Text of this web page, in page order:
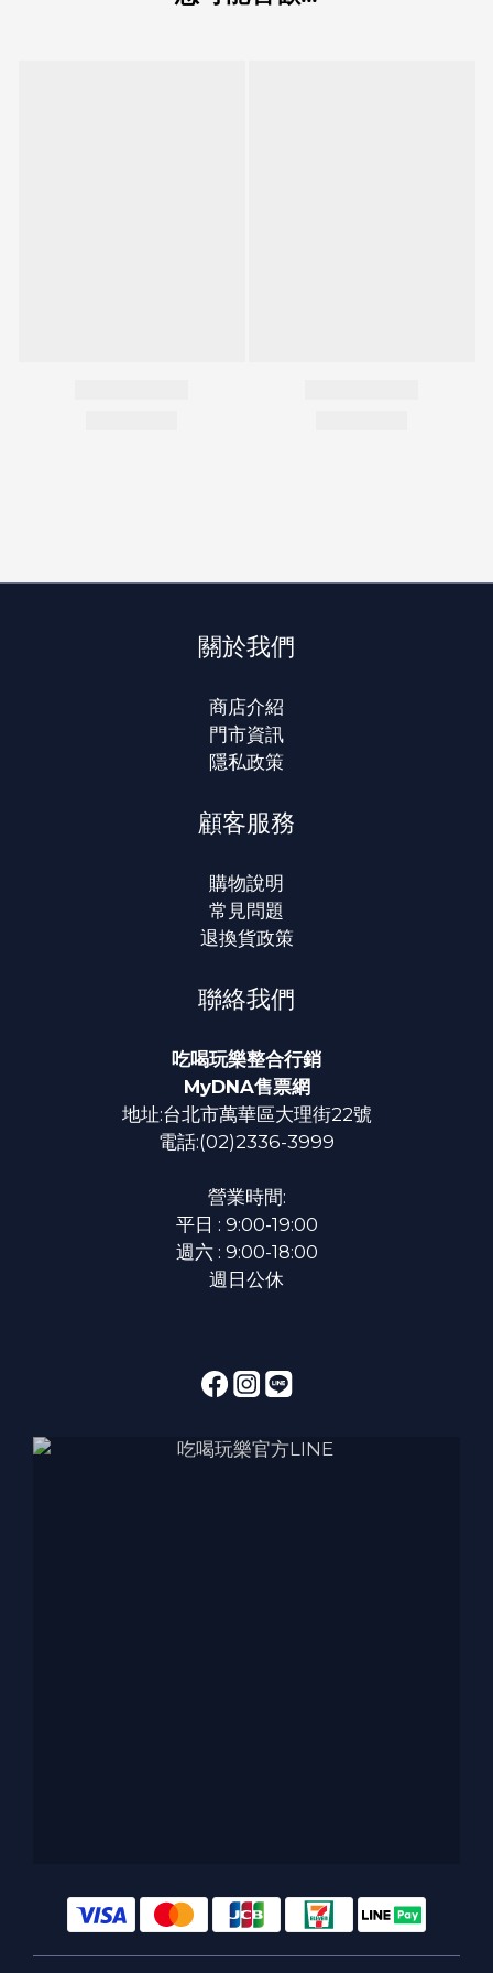
關於我們
商店介紹
門市資訊
隱私政策
顧客服務
購物說明
常見問題
退換貨政策
聯絡我們
吃喝玩樂整合行銷
MyDNA售票網
地址:台北市萬華區大理街22號
電話:(02)2336-3999
營業時間:
平日 : 9:00-19:00
週六 : 9:00-18:00
週日公休